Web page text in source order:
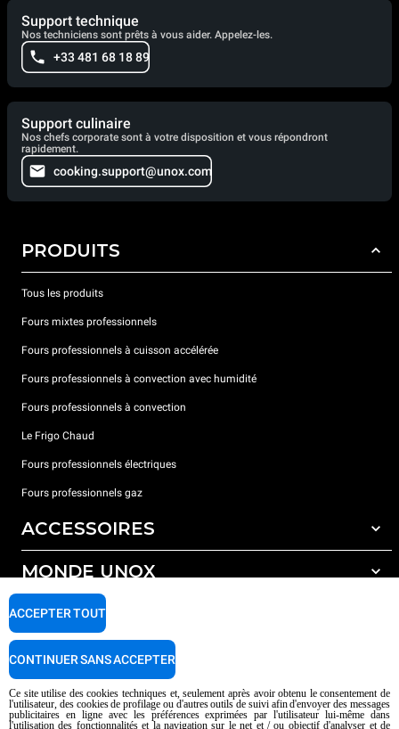
Support technique
Nos techniciens sont prêts à vous aider. Appelez-les.
+33 481 68 18 89
Support culinaire
Nos chefs corporate sont à votre disposition et vous répondront
rapidement.
cooking.support@unox.com
PRODUITS
Tous les produits
Fours mixtes professionnels
Fours professionnels à cuisson accélérée
Fours professionnels à convection avec humidité
Fours professionnels à convection
Le Frigo Chaud
Fours professionnels électriques
Fours professionnels gaz
ACCESSOIRES
Tous les accessoires
Détergents pour lavage automatique
Détergents pour lavage manuel
Traitement de l'eau avec filtres à résine
MONDE UNOX
Nos bureaux dans le monde
SUPPORT
Garantie Unox
Trouver les Centres SAV
Ce site utilise des cookies techniques et, seulement après avoir obtenu le consentement de
l'utilisateur, des cookies de profilage ou d'autres outils de suivi afin d'envoyer des messages
publicitaires en ligne avec les préférences exprimées par l'utilisateur lui-même dans
l'utilisation des fonctionnalités et la navigation sur le net et / ou objectif d'analyser et de
ACCEPTER TOUT
CONTINUER SANS ACCEPTER